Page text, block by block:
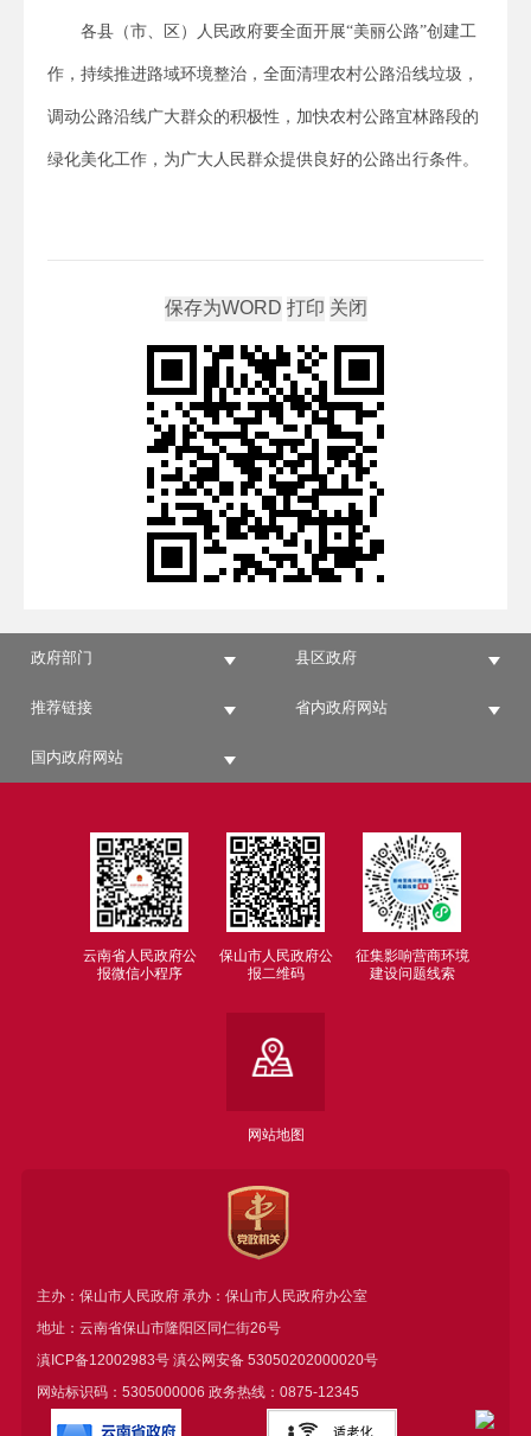
各县（市、区）人民政府要全面开展“美丽公路”创建工
作，持续推进路域环境整治，全面清理农村公路沿线垃圾，
调动公路沿线广大群众的积极性，加快农村公路宜林路段的
绿化美化工作，为广大人民群众提供良好的公路出行条件。
政府部门 县区政府
推荐链接 省内政府网站
国内政府网站
云南省人民政府公
报微信小程序
保山市人民政府公
报二维码
征集影响营商环境
建设问题线索
网站地图
主办：保山市人民政府 承办：保山市人民政府办公室
地址：云南省保山市隆阳区同仁街26号
滇ICP备12002983号滇公网安备 53050202000020号
网站标识码：5305000006 政务热线：0875-12345